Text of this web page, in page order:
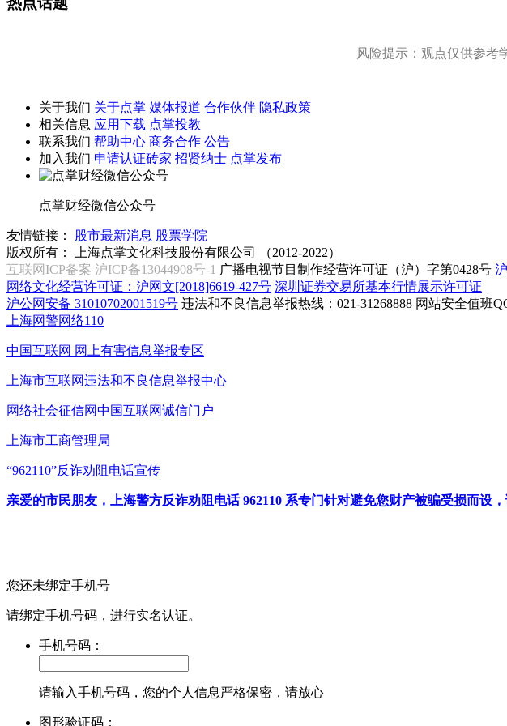
风险提示：观点仅供参考
关于我们 关于点掌 媒体报道 合作伙伴 隐私政策
相关信息 应用下载 点掌投教
联系我们 帮助中心 商务合作 公告
加入我们 申请认证砖家 招贤纳士 点掌发布
点掌财经微信公众号
友情链接： 股市最新消息 股票学院
版权所有：
上海点掌文化科技股份有限公司 （2012-2022）
互联网ICP备案 沪ICP备13044908号-1 广播电视节目制作经营许可证（沪）字第0428号
网络文化经营许可证：沪网文[2018]6619-427号 深圳证券交易所基本行情展示许可证
沪公网安备 31010702001519号 违法和不良信息举报热线：021-31268888 网站安全值班
上海网警网络110
中国互联网 网上有害信息举报专区
上海市互联网违法和不良信息举报中心
网络社会征信网中国互联网诚信门户
上海市工商管理局
“962110”反诈劝阻电话宣传
亲爱的市民朋友，上海警方反诈劝阻电话 962110 系专门针对避免您财产被骗受损而设
您还未绑定手机号
请绑定手机号码，进行实名认证。
手机号码：
请输入手机号码，您的个人信息严格保密，请放心
图形验证码：